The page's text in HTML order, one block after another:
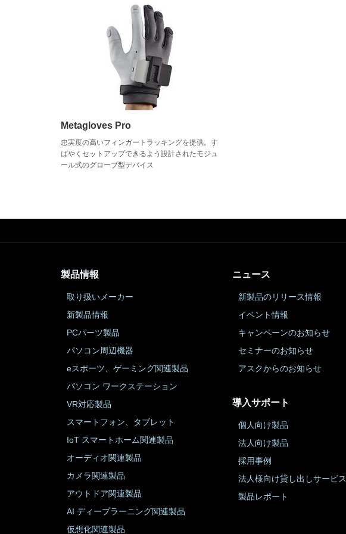
Metagloves Pro
忠実度の高いフィンガートラッキングを提供。す
ばやくセットアップできるよう設計されたモジュ
ール式のグローブ型デバイス
製品情報
取り扱いメーカー
新製品情報
PCパーツ製品
パソコン周辺機器
eスポーツ、ゲーミング関連製品
パソコン ワークステーション
VR対応製品
スマートフォン、タブレット
IoT スマートホーム関連製品
オーディオ関連製品
カメラ関連製品
アウトドア関連製品
AI ディープラーニング関連製品
仮想化関連製品
ニュース
新製品のリリース情報
イベント情報
キャンペーンのお知らせ
セミナーのお知らせ
アスクからのお知らせ
導入サポート
個人向け製品
法人向け製品
採用事例
法人様向け貸し出しサービス
製品レポート